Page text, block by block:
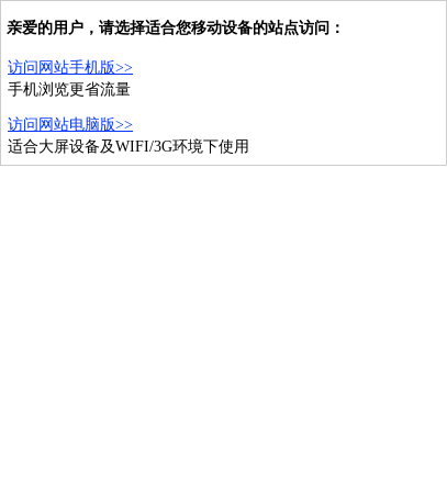
亲爱的用户，请选择适合您移动设备的站点访问：
访问网站手机版>>
手机浏览更省流量
访问网站电脑版>>
适合大屏设备及WIFI/3G环境下使用